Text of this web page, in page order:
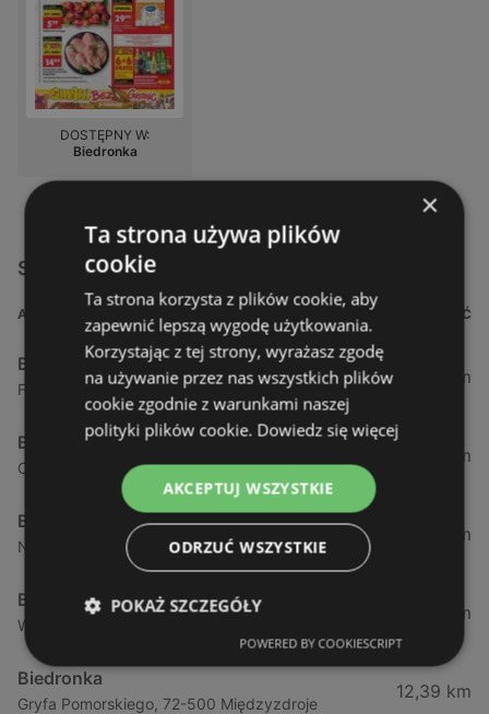
DOSTĘPNY W:
Biedronka
Sklepy Biedronka w pobliżu
ADRES ODLEGŁOŚĆ
Biedronka
Fińska 4, 72-602 Świnoujście
0,23 km
Biedronka
Chrobrego 9, 72-600 Świnoujście
0,84 km
Biedronka
Nowokarsiborska 2, 72-600 Świnoujście
1,87 km
Biedronka
Wojska Polskiego 16a, 72-600 Świnoujście
2,77 km
Biedronka
Gryfa Pomorskiego, 72-500 Międzyzdroje
12,39 km
×
Ta strona używa plików
cookie
Ta strona korzysta z plików cookie, aby
zapewnić lepszą wygodę użytkowania.
Korzystając z tej strony, wyrażasz zgodę
na używanie przez nas wszystkich plików
cookie zgodnie z warunkami naszej
polityki plików cookie. Dowiedz się więcej
AKCEPTUJ WSZYSTKIE
ODRZUĆ WSZYSTKIE
POKAŻ SZCZEGÓŁY
POWERED BY COOKIESCRIPT